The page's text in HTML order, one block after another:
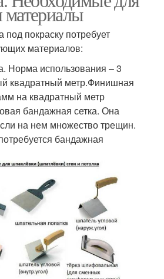
покраску потребует
материалов:
Норма использования – 3
квадратный метр.Финишная
на квадратный метр
бандажная сетка. Она
на нем множество трещин.
бандажная